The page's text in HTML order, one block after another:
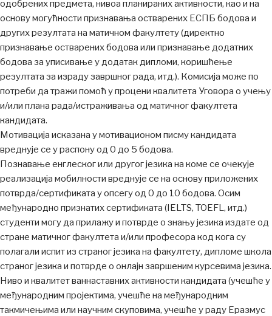
одобрених предмета, нивоа планираних активности, као и на
основу могућности признавања остварених ЕСПБ бодова и
других резултата на матичном факултету (директно
признавање остварених бодова или признавање додатних
бодова за уписивање у додатак дипломи, коришћење
резултата за израду завршног рада, итд.). Комисија може по
потреби да тражи помоћ у процени квалитета Уговора о учењу
и/или плана рада/истраживања од матичног факултета
кандидата.
Мотивација исказана у мотивационом писму кандидата
вреднује се у распону од 0 до 5 бодова.
Познавање енглеског или другог језика на коме се очекује
реализација мобилности вреднује се на основу приложених
потврда/сертификата у опсегу од 0 до 10 бодова. Осим
међународно признатих сертификата (IELTS, TOEFL, итд.)
студенти могу да прилажу и потврде о знању језика издате од
стране матичног факултета и/или професора код кога су
полагали испит из страног језика на факултету, дипломе школа
страног језика и потврде о онлајн завршеним курсевима језика.
Ниво и квалитет ваннаставних активности кандидата (учешће у
међународним пројектима, учешће на међународним
такмичењима или научним скуповима, учешће у раду Еразмус